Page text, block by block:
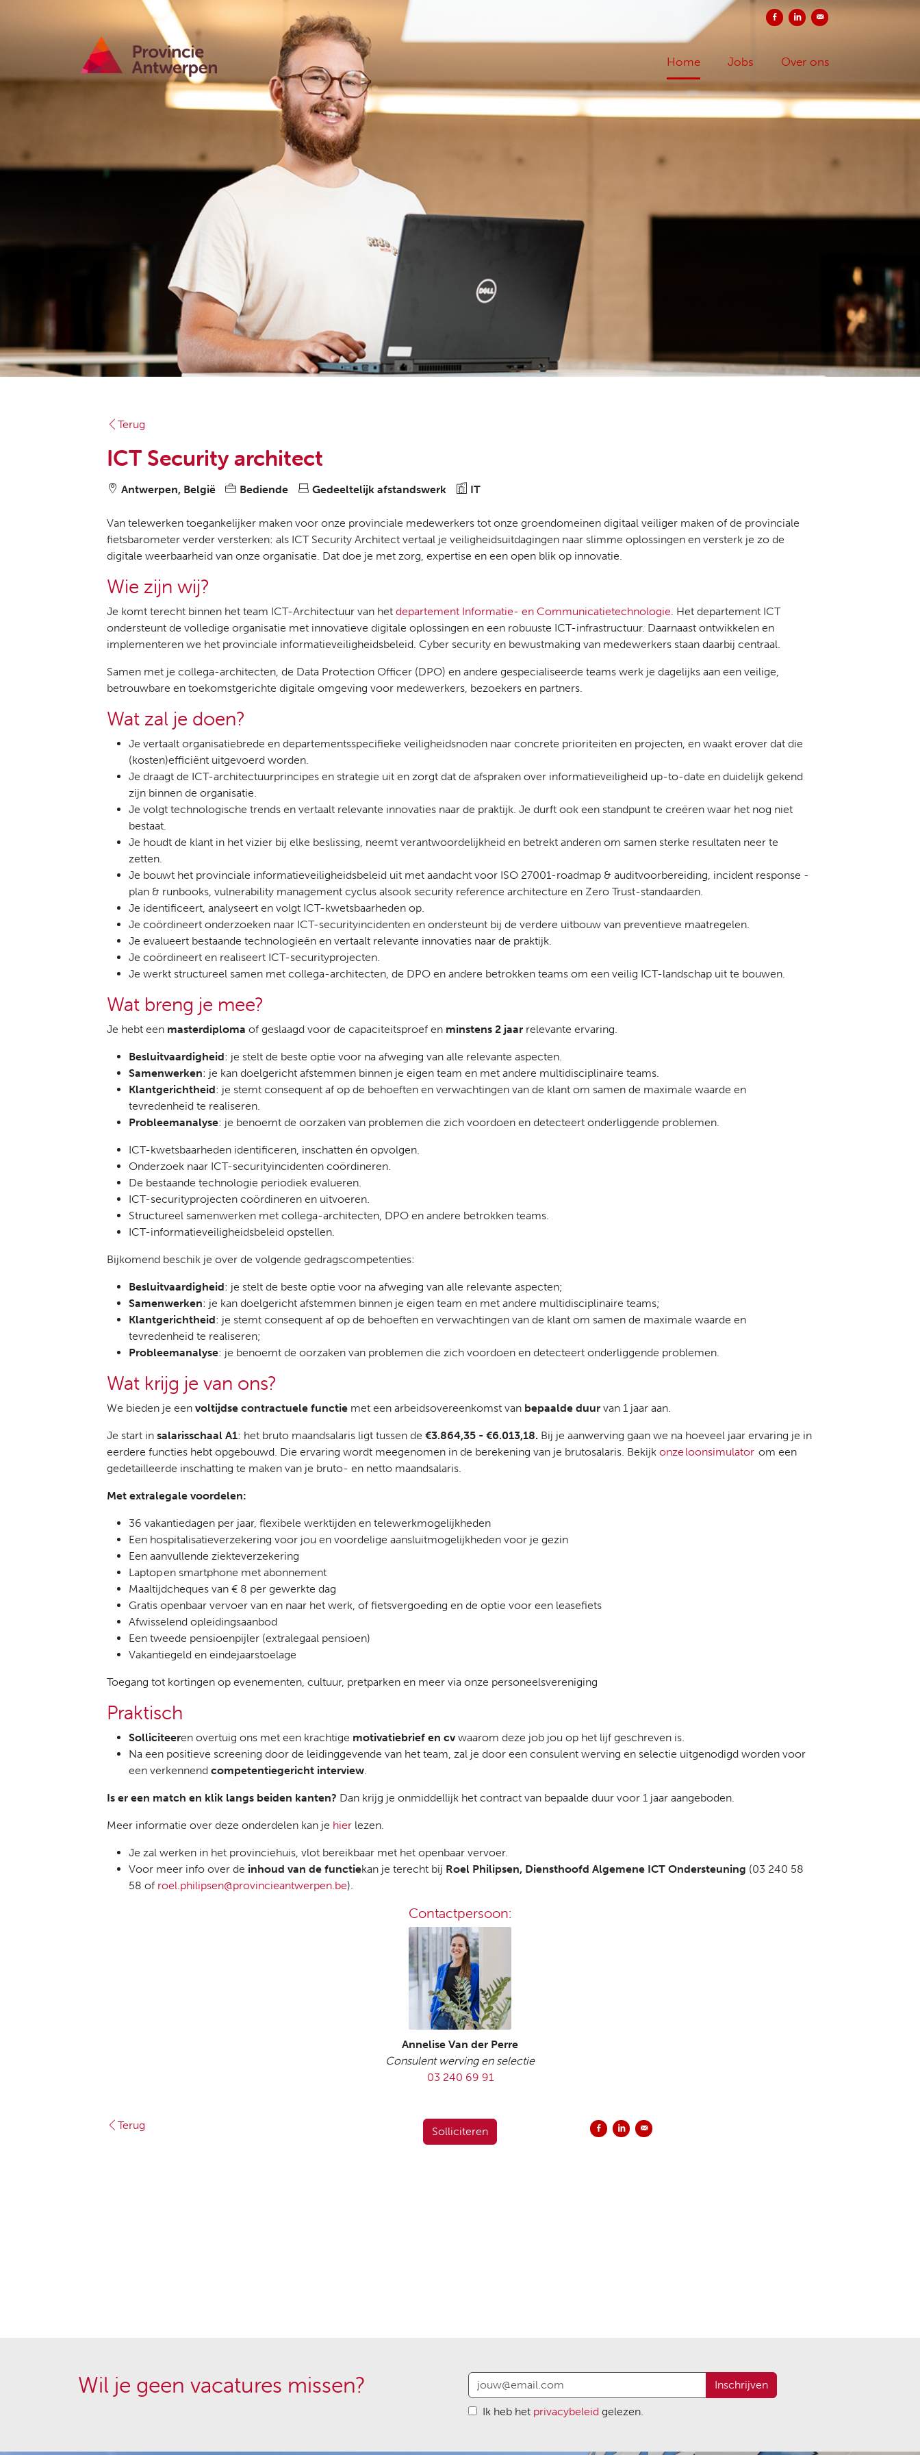
Delen op Facebook
Delen op LinkedIn
Versturen per e-mail
Home Jobs Over ons
Terug
ICT Security architect
Antwerpen, België Bediende Gedeeltelijk afstandswerk IT
Van telewerken toegankelijker maken voor onze provinciale medewerkers tot onze groendomeinen digitaal veiliger maken of de provinciale
fietsbarometer verder versterken: als ICT Security Architect vertaal je veiligheidsuitdagingen naar slimme oplossingen en versterk je zo de
digitale weerbaarheid van onze organisatie. Dat doe je met zorg, expertise en een open blik op innovatie.
Wie zijn wij?
Je komt terecht binnen het team ICT-Architectuur van het departement Informatie- en Communicatietechnologie. Het departement ICT
ondersteunt de volledige organisatie met innovatieve digitale oplossingen en een robuuste ICT-infrastructuur. Daarnaast ontwikkelen en
implementeren we het provinciale informatieveiligheidsbeleid. Cyber security en bewustmaking van medewerkers staan daarbij centraal.
Samen met je collega-architecten, de Data Protection Officer (DPO) en andere gespecialiseerde teams werk je dagelijks aan een veilige,
betrouwbare en toekomstgerichte digitale omgeving voor medewerkers, bezoekers en partners.
Wat zal je doen?
Je vertaalt organisatiebrede en departementsspecifieke veiligheidsnoden naar concrete prioriteiten en projecten, en waakt erover dat die
(kosten)efficiënt uitgevoerd worden.
Je draagt de ICT-architectuurprincipes en strategie uit en zorgt dat de afspraken over informatieveiligheid up-to-date en duidelijk gekend
zijn binnen de organisatie.
Je volgt technologische trends en vertaalt relevante innovaties naar de praktijk. Je durft ook een standpunt te creëren waar het nog niet
bestaat.
Je houdt de klant in het vizier bij elke beslissing, neemt verantwoordelijkheid en betrekt anderen om samen sterke resultaten neer te
zetten.
Je bouwt het provinciale informatieveiligheidsbeleid uit met aandacht voor ISO 27001-roadmap & auditvoorbereiding, incident response -
plan & runbooks, vulnerability management cyclus alsook security reference architecture en Zero Trust-standaarden.
Je identificeert, analyseert en volgt ICT-kwetsbaarheden op.
Je coördineert onderzoeken naar ICT-securityincidenten en ondersteunt bij de verdere uitbouw van preventieve maatregelen.
Je evalueert bestaande technologieën en vertaalt relevante innovaties naar de praktijk.
Je coördineert en realiseert ICT-securityprojecten.
Je werkt structureel samen met collega-architecten, de DPO en andere betrokken teams om een veilig ICT-landschap uit te bouwen.
Wat breng je mee?
Je hebt een masterdiploma of geslaagd voor de capaciteitsproef en minstens 2 jaar relevante ervaring.
Besluitvaardigheid: je stelt de beste optie voor na afweging van alle relevante aspecten.
Samenwerken: je kan doelgericht afstemmen binnen je eigen team en met andere multidisciplinaire teams.
Klantgerichtheid: je stemt consequent af op de behoeften en verwachtingen van de klant om samen de maximale waarde en
tevredenheid te realiseren.
Probleemanalyse: je benoemt de oorzaken van problemen die zich voordoen en detecteert onderliggende problemen.
ICT-kwetsbaarheden identificeren, inschatten én opvolgen.
Onderzoek naar ICT-securityincidenten coördineren.
De bestaande technologie periodiek evalueren.
ICT-securityprojecten coördineren en uitvoeren.
Structureel samenwerken met collega-architecten, DPO en andere betrokken teams.
ICT-informatieveiligheidsbeleid opstellen.
Bijkomend beschik je over de volgende gedragscompetenties:
Besluitvaardigheid: je stelt de beste optie voor na afweging van alle relevante aspecten;
Samenwerken: je kan doelgericht afstemmen binnen je eigen team en met andere multidisciplinaire teams;
Klantgerichtheid: je stemt consequent af op de behoeften en verwachtingen van de klant om samen de maximale waarde en
tevredenheid te realiseren;
Probleemanalyse: je benoemt de oorzaken van problemen die zich voordoen en detecteert onderliggende problemen.
Wat krijg je van ons?
We bieden je een voltijdse contractuele functie met een arbeidsovereenkomst van bepaalde duur van 1 jaar aan.
Je start in salarisschaal A1: het bruto maandsalaris ligt tussen de €3.864,35 - €6.013,18. Bij je aanwerving gaan we na hoeveel jaar ervaring je in
eerdere functies hebt opgebouwd. Die ervaring wordt meegenomen in de berekening van je brutosalaris. Bekijk onze loonsimulator om een
gedetailleerde inschatting te maken van je bruto- en netto maandsalaris.
Met extralegale voordelen:
36 vakantiedagen per jaar, flexibele werktijden en telewerkmogelijkheden
Een hospitalisatieverzekering voor jou en voordelige aansluitmogelijkheden voor je gezin
Een aanvullende ziekteverzekering
Laptop en smartphone met abonnement
Maaltijdcheques van € 8 per gewerkte dag
Gratis openbaar vervoer van en naar het werk, of fietsvergoeding en de optie voor een leasefiets
Afwisselend opleidingsaanbod
Een tweede pensioenpijler (extralegaal pensioen)
Vakantiegeld en eindejaarstoelage
Toegang tot kortingen op evenementen, cultuur, pretparken en meer via onze personeelsvereniging
Praktisch
Solliciteeren overtuig ons met een krachtige motivatiebrief en cvwaarom deze job jou op het lijf geschreven is.
Na een positieve screening door de leidinggevende van het team, zal je door een consulent werving en selectie uitgenodigd worden voor
een verkennend competentiegericht interview.
Is er een match en klik langs beiden kanten? Dan krijg je onmiddellijk het contract van bepaalde duur voor 1 jaar aangeboden.
Meer informatie over deze onderdelen kan je hier lezen.
Je zal werken in het provinciehuis, vlot bereikbaar met het openbaar vervoer.
Voor meer info over de inhoud van de functiekan je terecht bij Roel Philipsen, Diensthoofd Algemene ICT Ondersteuning (03 240 58
58 of roel.philipsen@provincieantwerpen.be).
Contactpersoon:
Annelise Van der Perre
Consulent werving en selectie
03 240 69 91
Terug Solliciteren Delen op Facebook
Delen op LinkedIn
Versturen per e-mail
Wil je geen vacatures missen? Inschrijven
Ik heb het privacybeleid gelezen.